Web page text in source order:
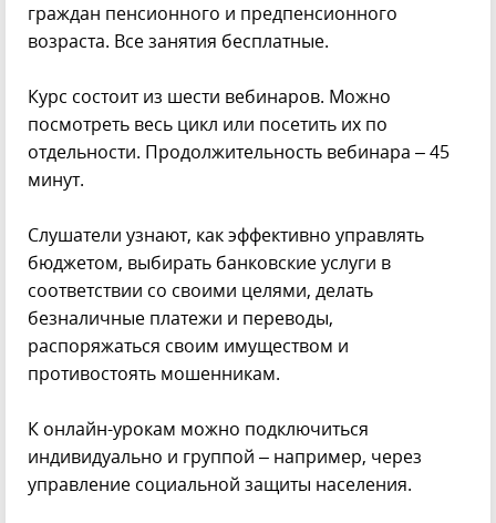
граждан пенсионного и предпенсионного
возраста. Все занятия бесплатные.
Курс состоит из шести вебинаров. Можно
посмотреть весь цикл или посетить их по
отдельности. Продолжительность вебинара – 45
минут.
Слушатели узнают, как эффективно управлять
бюджетом, выбирать банковские услуги в
соответствии со своими целями, делать
безналичные платежи и переводы,
распоряжаться своим имуществом и
противостоять мошенникам.
К онлайн-урокам можно подключиться
индивидуально и группой – например, через
управление социальной защиты населения.